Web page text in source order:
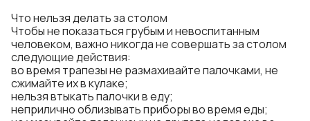
Что нельзя делать за столом
Чтобы не показаться грубым и невоспитанным
человеком, важно никогда не совершать за столом
следующие действия:
во время трапезы не размахивайте палочками, не
сжимайте их в кулаке;
нельзя втыкать палочки в еду;
неприлично облизывать приборы во время еды;